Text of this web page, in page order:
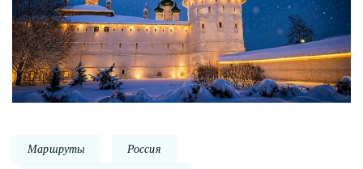
Маршруты Россия